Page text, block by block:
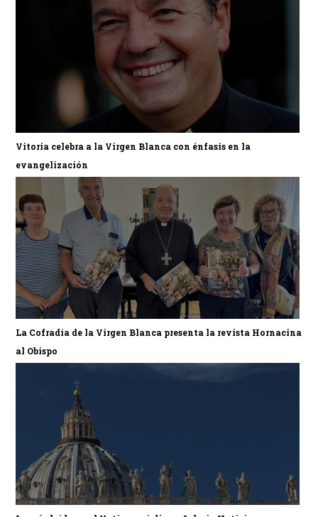
Vitoria celebra a la Virgen Blanca con énfasis en la
evangelización
La Cofradía de la Virgen Blanca presenta la revista Hornacina
al Obispo